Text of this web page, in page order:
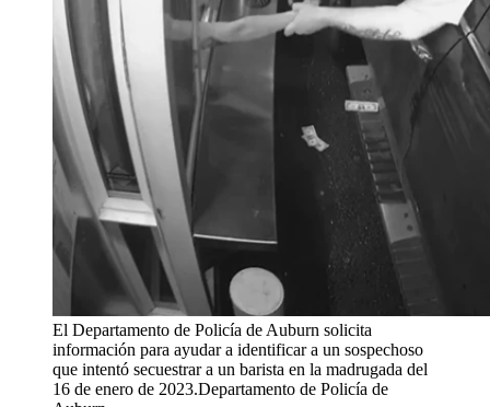
El Departamento de Policía de Auburn solicita
información para ayudar a identificar a un sospechoso
que intentó secuestrar a un barista en la madrugada del
16 de enero de 2023.Departamento de Policía de